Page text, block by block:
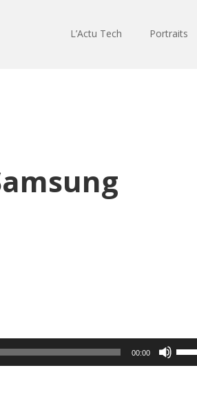
L’Actu Tech Portraits
00:00
les